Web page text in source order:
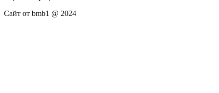
Сайт от bmb1 @ 2024